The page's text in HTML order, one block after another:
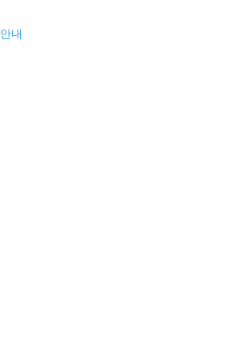
내